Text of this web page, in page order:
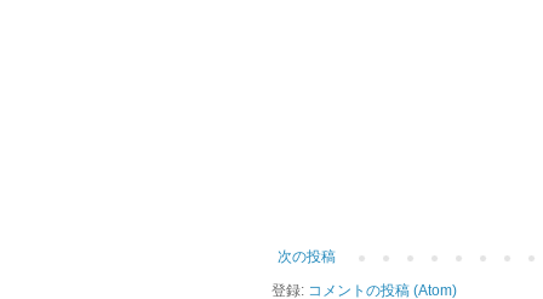
次の投稿
登録: コメントの投稿 (Atom)